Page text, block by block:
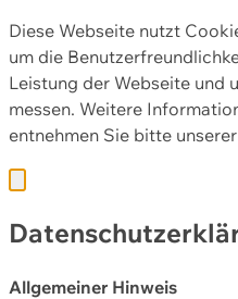
Diese Webseite nutzt
um die
Leistung der Webseite und
messen. Weitere
entnehmen Sie bitte unserer
Allgemeiner Hinweis